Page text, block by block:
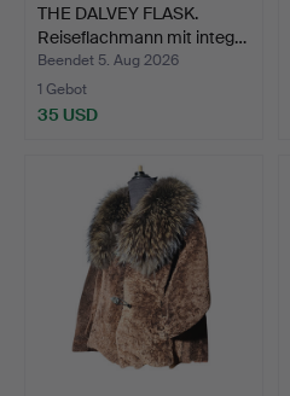
THE DALVEY FLASK.
Reiseflachmann mit integ…
Beendet 5. Aug 2026
1 Gebot
35 USD